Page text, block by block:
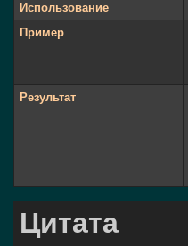
Использование
Пример
Результат
Цитата